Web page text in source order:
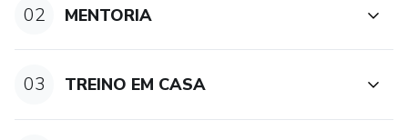
02 MENTORIA
03 TREINO EM CASA